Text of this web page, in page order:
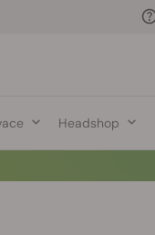
Headshop